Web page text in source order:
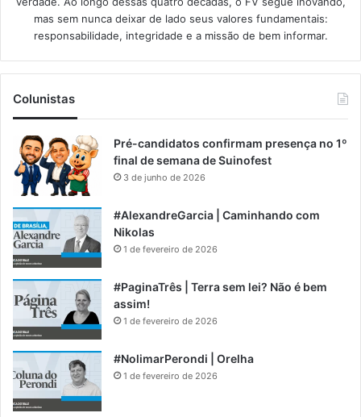
mas sem nunca deixar de lado seus valores fundamentais:
responsabilidade, integridade e a missão de bem informar.​
Colunistas
Pré-candidatos confirmam presença no 1º
final de semana de Suinofest
3 de junho de 2026
#AlexandreGarcia | Caminhando com
Nikolas
1 de fevereiro de 2026
#PaginaTrês | Terra sem lei? Não é bem
assim!
1 de fevereiro de 2026
#NolimarPerondi | Orelha
1 de fevereiro de 2026